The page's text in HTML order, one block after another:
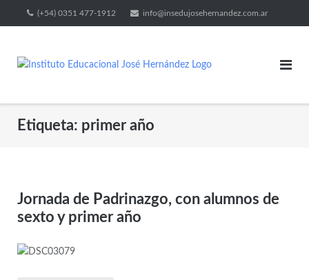
(+54) 0351 477-1912 info@insedujosehernandez.com.ar
Etiqueta: primer año
Jornada de Padrinazgo, con alumnos de
sexto y primer año